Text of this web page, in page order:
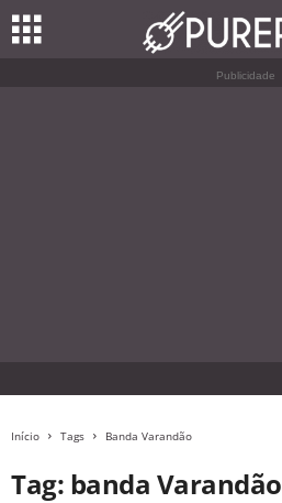
Publicidade
Início Tags Banda Varandão
Tag: banda Varandão